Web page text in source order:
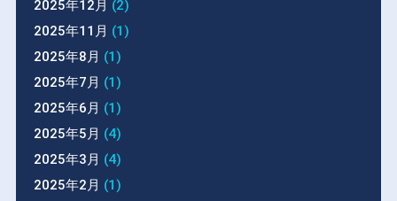
2025年12月 (2)
2025年11月 (1)
2025年8月 (1)
2025年7月 (1)
2025年6月 (1)
2025年5月 (4)
2025年3月 (4)
2025年2月 (1)